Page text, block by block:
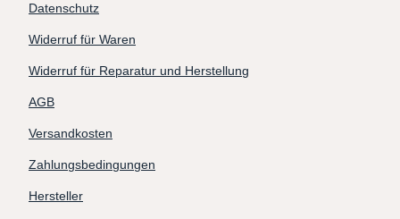
Datenschutz
Widerruf für Waren
Widerruf für Reparatur und Herstellung
AGB
Versandkosten
Zahlungsbedingungen
Hersteller